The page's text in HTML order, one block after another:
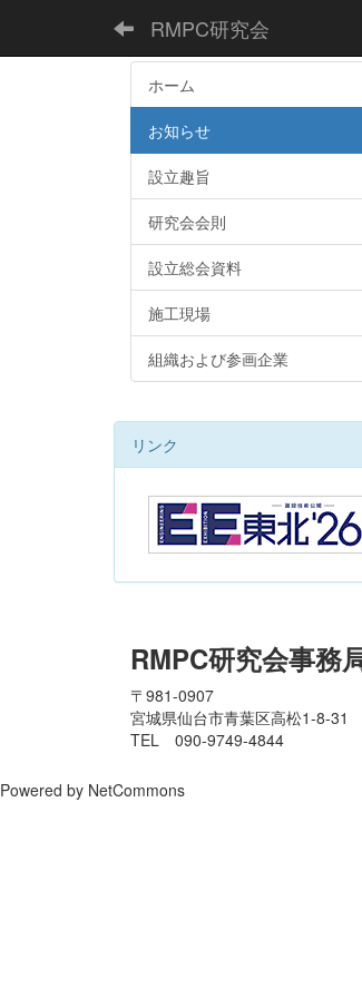
RMPC研究会
ホーム
お知らせ
設立趣旨
研究会会則
設立総会資料
施工現場
組織および参画企業
リンク
RMPC研究会事務
〒981-0907
宮城県仙台市青葉区高松1-8-31
TEL 090-9749-4844
Powered by NetCommons